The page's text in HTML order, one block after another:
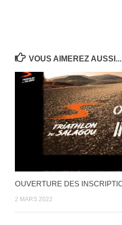
VOUS AIMEREZ AUSSI...
OUVERTURE DES
2 MARS 2022